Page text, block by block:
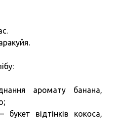
аромату банана,
відтінків кокоса,